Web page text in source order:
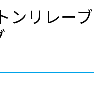
ンリレーブ